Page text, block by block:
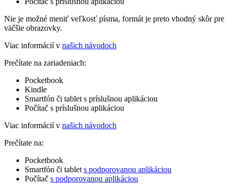
Nie je možné meniť veľkosť písma, formát je preto vhodný skôr pre
väčšie obrazovky.
Viac informácií v našich návodoch
Prečítate na zariadeniach:
Pocketbook
Kindle
Smartfón či tablet s príslušnou aplikáciou
Počítač s príslušnou aplikáciou
Viac informácií v našich návodoch
Prečítate na:
Pocketbook
Smartfón či tablet s podporovanou aplikáciou
Počítač s podporovanou aplikáciou